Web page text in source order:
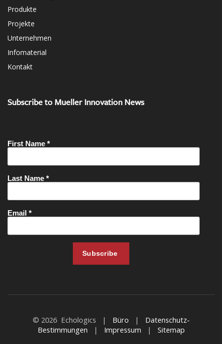
Produkte
Projekte
Unternehmen
Infomaterial
Kontakt
Subscribe to Mueller Innovation News
© 2026 Echologics | Büro | Datenschutz-
Bestimmungen | Impressum | Sitemap